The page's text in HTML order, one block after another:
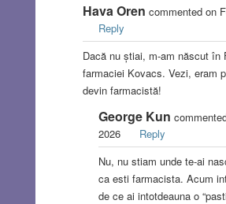
Hava Oren commented on
Reply
Dacă nu știai, m-am născut în
farmaciei Kovacs. Vezi, eram
devin farmacistă!
George Kun
2026
Reply
Nu, nu stiam unde te-ai
ca esti farmacista. Acum
de ce ai intotdeauna o